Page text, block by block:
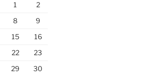
1
2
8
9
15
16
22
23
29
30